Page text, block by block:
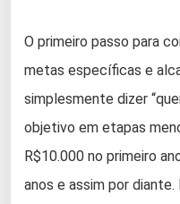
O primeiro passo para
metas específicas e
simplesmente dizer
objetivo em etapas
R$10.000 no primeiro
anos e assim por